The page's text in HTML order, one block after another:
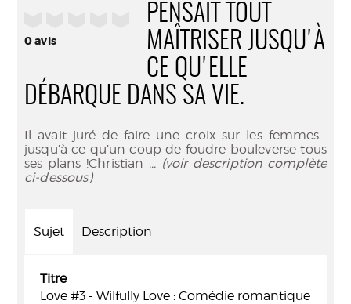
0avis
PENSAIT TOUT
MAÎTRISER JUSQU'À
CE QU'ELLE
DÉBARQUE DANS SA VIE.
Il avait juré de faire une croix sur les femmes...
jusqu’à ce qu’un coup de foudre bouleverse tous
ses plans !Christian ... (voir description complète
ci-dessous)
Sujet Description
Titre
Love #3 - Wilfully Love : Comédie romantique